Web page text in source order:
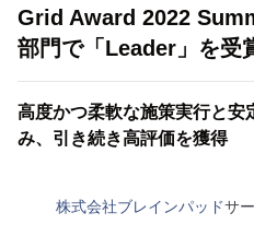
Grid Award 2022
部門で「Leader」を受
高度かつ柔軟な施策実行と安
み、引き続き高評価を獲得
株式会社ブレインパッドサ